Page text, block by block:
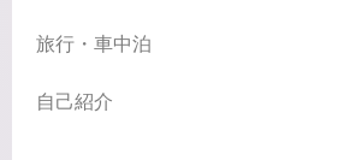
旅行・車中泊
自己紹介